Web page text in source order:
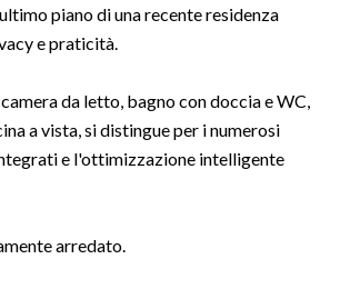
piano di una recente residenza
e praticità.
da letto, bagno con doccia e WC,
a vista, si distingue per i numerosi
e l'ottimizzazione intelligente
arredato.